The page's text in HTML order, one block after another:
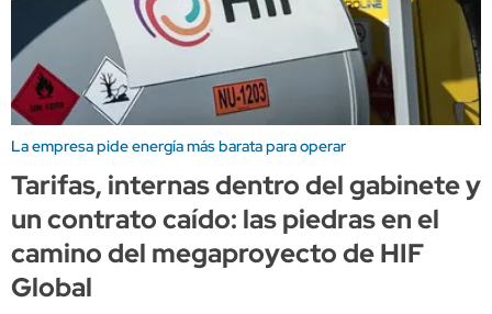
La empresa pide energía más barata para operar
Tarifas, internas dentro del gabinete y
un contrato caído: las piedras en el
camino del megaproyecto de HIF
Global